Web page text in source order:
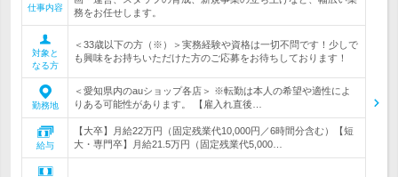
仕事内容
務をお任せします。
対象と
なる方
＜33歳以下の方（※）＞実務経験や資格は一切不問です！少しで
も興味をお持ちいただけた方のご応募をお待ちしております！
勤務地
＜愛知県内のauショップ各店＞ ※転勤は本人の希望や適性によ
りある可能性があります。 【雇入れ直後…
給与
【大卒】月給22万円（固定残業代10,000円／6時間分含む）【短
大・専門卒】月給21.5万円（固定残業代5,000…